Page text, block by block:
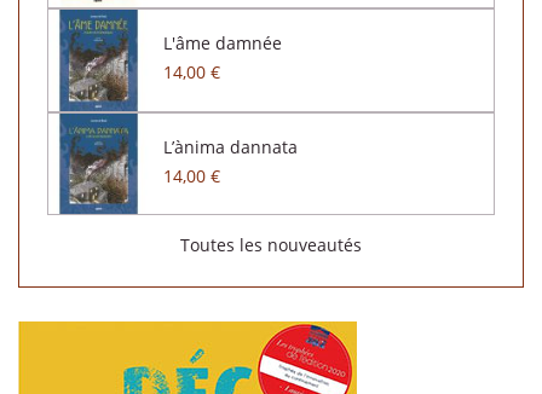
L'âme damnée
14,00 €
L’ànima dannata
14,00 €
Toutes les nouveautés